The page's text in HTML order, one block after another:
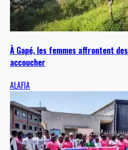
À Gapé, les femmes affrontent
accoucher
ALAFIA